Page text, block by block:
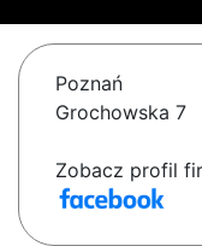
Poznań
Grochowska 7
Zobacz profil